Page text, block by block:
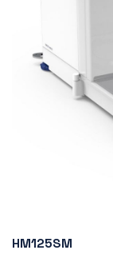
HM125SM